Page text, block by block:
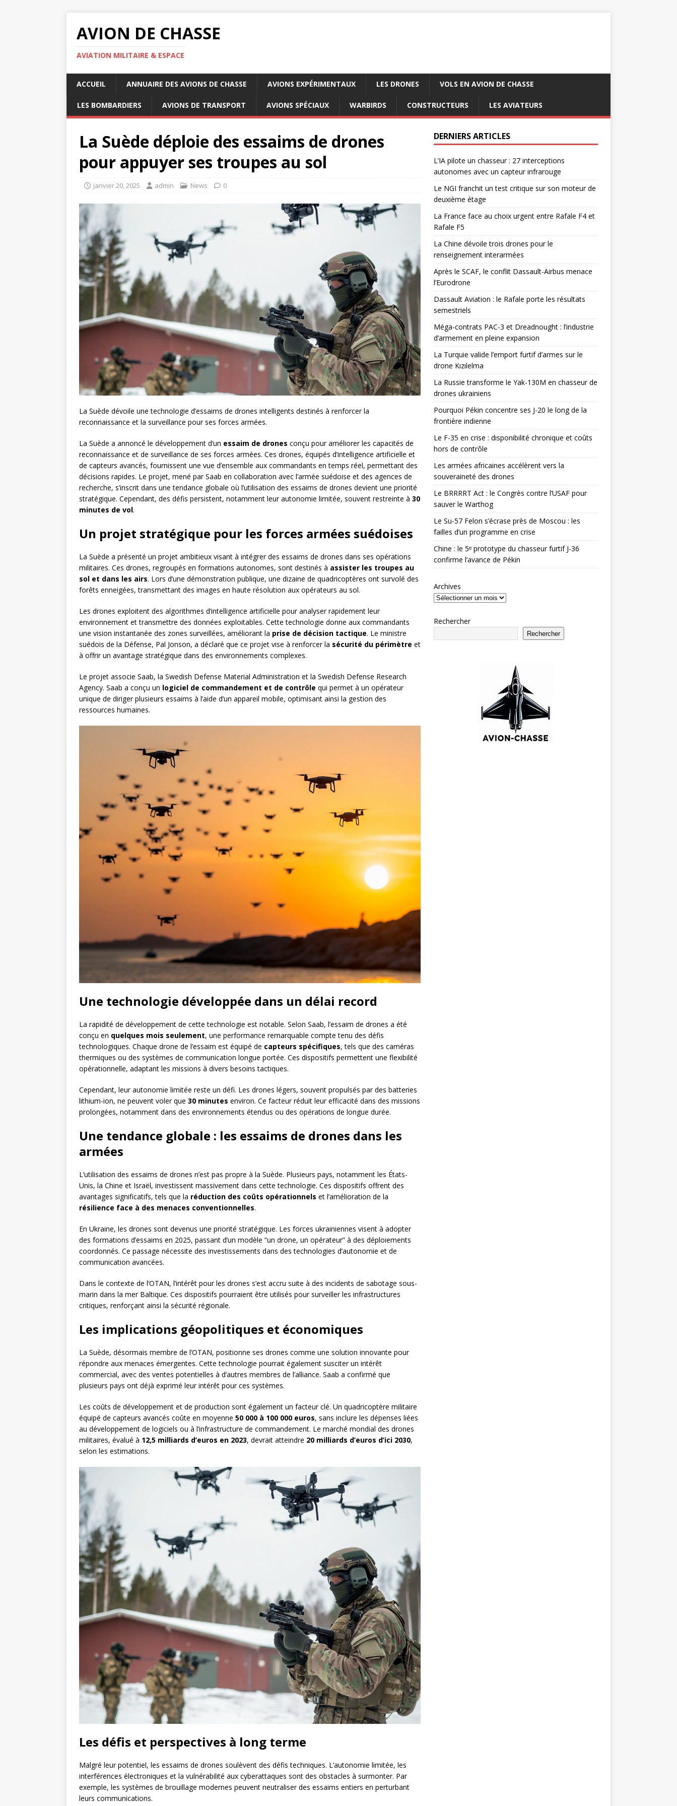
AVION DE CHASSE
AVIATION MILITAIRE & ESPACE
ACCUEIL ANNUAIRE DES AVIONS DE CHASSE AVIONS EXPÉRIMENTAUX LES DRONES VOLS EN AVION DE CHASSE
LES BOMBARDIERS AVIONS DE TRANSPORT AVIONS SPÉCIAUX WARBIRDS CONSTRUCTEURS LES AVIATEURS
La Suède déploie des essaims de drones
pour appuyer ses troupes au sol
janvier 20, 2025 admin News 0
La Suède dévoile une technologie d’essaims de drones intelligents destinés à renforcer la
reconnaissance et la surveillance pour ses forces armées.
La Suède a annoncé le développement d’un essaim de drones conçu pour améliorer les capacités de
reconnaissance et de surveillance de ses forces armées. Ces drones, équipés d’intelligence artificielle et
de capteurs avancés, fournissent une vue d’ensemble aux commandants en temps réel, permettant des
décisions rapides. Le projet, mené par Saab en collaboration avec l’armée suédoise et des agences de
recherche, s’inscrit dans une tendance globale où l’utilisation des essaims de drones devient une priorité
stratégique. Cependant, des défis persistent, notamment leur autonomie limitée, souvent restreinte à 30
minutes de vol.
Un projet stratégique pour les forces armées suédoises
La Suède a présenté un projet ambitieux visant à intégrer des essaims de drones dans ses opérations
militaires. Ces drones, regroupés en formations autonomes, sont destinés à assister les troupes au
sol et dans les airs. Lors d’une démonstration publique, une dizaine de quadricoptères ont survolé des
forêts enneigées, transmettant des images en haute résolution aux opérateurs au sol.
Les drones exploitent des algorithmes d’intelligence artificielle pour analyser rapidement leur
environnement et transmettre des données exploitables. Cette technologie donne aux commandants
une vision instantanée des zones surveillées, améliorant la prise de décision tactique. Le ministre
suédois de la Défense, Pal Jonson, a déclaré que ce projet vise à renforcer la sécurité du périmètre et
à offrir un avantage stratégique dans des environnements complexes.
Le projet associe Saab, la Swedish Defense Material Administration et la Swedish Defense Research
Agency. Saab a conçu un logiciel de commandement et de contrôle qui permet à un opérateur
unique de diriger plusieurs essaims à l’aide d’un appareil mobile, optimisant ainsi la gestion des
ressources humaines.
Une technologie développée dans un délai record
La rapidité de développement de cette technologie est notable. Selon Saab, l’essaim de drones a été
conçu en quelques mois seulement, une performance remarquable compte tenu des défis
technologiques. Chaque drone de l’essaim est équipé de capteurs spécifiques, tels que des caméras
thermiques ou des systèmes de communication longue portée. Ces dispositifs permettent une flexibilité
opérationnelle, adaptant les missions à divers besoins tactiques.
Cependant, leur autonomie limitée reste un défi. Les drones légers, souvent propulsés par des batteries
lithium-ion, ne peuvent voler que 30 minutes environ. Ce facteur réduit leur efficacité dans des missions
prolongées, notamment dans des environnements étendus ou des opérations de longue durée.
Une tendance globale : les essaims de drones dans les
armées
L’utilisation des essaims de drones n’est pas propre à la Suède. Plusieurs pays, notamment les États-
Unis, la Chine et Israël, investissent massivement dans cette technologie. Ces dispositifs offrent des
avantages significatifs, tels que la réduction des coûts opérationnels et l’amélioration de la
résilience face à des menaces conventionnelles.
En Ukraine, les drones sont devenus une priorité stratégique. Les forces ukrainiennes visent à adopter
des formations d’essaims en 2025, passant d’un modèle “un drone, un opérateur” à des déploiements
coordonnés. Ce passage nécessite des investissements dans des technologies d’autonomie et de
communication avancées.
Dans le contexte de l’OTAN, l’intérêt pour les drones s’est accru suite à des incidents de sabotage sous-
marin dans la mer Baltique. Ces dispositifs pourraient être utilisés pour surveiller les infrastructures
critiques, renforçant ainsi la sécurité régionale.
Les implications géopolitiques et économiques
La Suède, désormais membre de l’OTAN, positionne ses drones comme une solution innovante pour
répondre aux menaces émergentes. Cette technologie pourrait également susciter un intérêt
commercial, avec des ventes potentielles à d’autres membres de l’alliance. Saab a confirmé que
plusieurs pays ont déjà exprimé leur intérêt pour ces systèmes.
Les coûts de développement et de production sont également un facteur clé. Un quadricoptère militaire
équipé de capteurs avancés coûte en moyenne 50 000 à 100 000 euros, sans inclure les dépenses liées
au développement de logiciels ou à l’infrastructure de commandement. Le marché mondial des drones
militaires, évalué à 12,5 milliards d’euros en 2023, devrait atteindre 20 milliards d’euros d’ici 2030,
selon les estimations.
Les défis et perspectives à long terme
Malgré leur potentiel, les essaims de drones soulèvent des défis techniques. L’autonomie limitée, les
interférences électroniques et la vulnérabilité aux cyberattaques sont des obstacles à surmonter. Par
exemple, les systèmes de brouillage modernes peuvent neutraliser des essaims entiers en perturbant
leurs communications.
DERNIERS ARTICLES
L’IA pilote un chasseur : 27 interceptions
autonomes avec un capteur infrarouge
Le NGI franchit un test critique sur son moteur de
deuxième étage
La France face au choix urgent entre Rafale F4 et
Rafale F5
La Chine dévoile trois drones pour le
renseignement interarmées
Après le SCAF, le conflit Dassault-Airbus menace
l’Eurodrone
Dassault Aviation : le Rafale porte les résultats
semestriels
Méga-contrats PAC-3 et Dreadnought : l’industrie
d’armement en pleine expansion
La Turquie valide l’emport furtif d’armes sur le
drone Kızılelma
La Russie transforme le Yak-130M en chasseur de
drones ukrainiens
Pourquoi Pékin concentre ses J-20 le long de la
frontière indienne
Le F-35 en crise : disponibilité chronique et coûts
hors de contrôle
Les armées africaines accélèrent vers la
souveraineté des drones
Le BRRRRT Act : le Congrès contre l’USAF pour
sauver le Warthog
Le Su-57 Felon s’écrase près de Moscou : les
failles d’un programme en crise
Chine : le 5ᵉ prototype du chasseur furtif J-36
confirme l’avance de Pékin
Archives
Rechercher
Rechercher